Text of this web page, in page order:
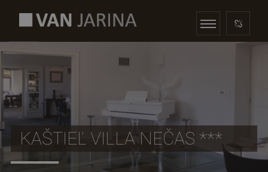
KAŠTIEĽ VILLA NEČAS ***